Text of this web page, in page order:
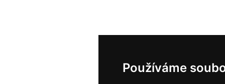
Používáme